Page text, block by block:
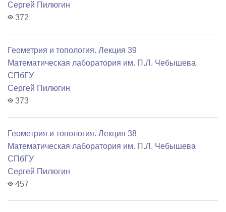
Сергей Пилюгин
372
Геометрия и топология. Лекция 39
Математичеcкая лаборатория им. П.Л. Чебышева
СПбГУ
Сергей Пилюгин
373
Геометрия и топология. Лекция 38
Математичеcкая лаборатория им. П.Л. Чебышева
СПбГУ
Сергей Пилюгин
457